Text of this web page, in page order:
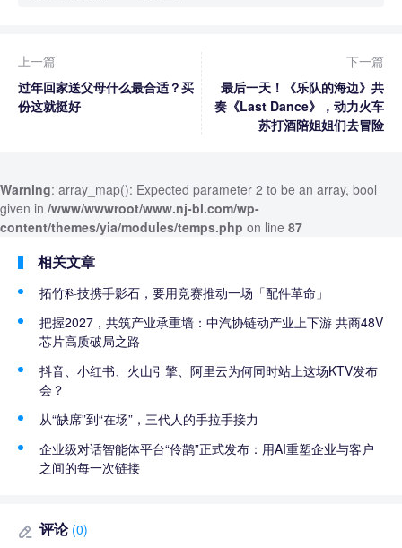
上一篇
过年回家送父母什么最合适？买
份这就挺好
下一篇
最后一天！《乐队的海边》共
奏《Last Dance》，动力火车
苏打酒陪姐姐们去冒险
Warning: array_map(): Expected parameter 2 to be an array, bool
given in /www/wwwroot/www.nj-bl.com/wp-
content/themes/yia/modules/temps.php on line 87
相关文章
拓竹科技携手影石，要用竞赛推动一场「配件革命」
把握2027，共筑产业承重墙：中汽协链动产业上下游 共商48V
芯片高质破局之路
抖音、小红书、火山引擎、阿里云为何同时站上这场KTV发布
会？
从“缺席”到“在场”，三代人的手拉手接力
企业级对话智能体平台“伶鹊”正式发布：用AI重塑企业与客户
之间的每一次链接
评论 (0)